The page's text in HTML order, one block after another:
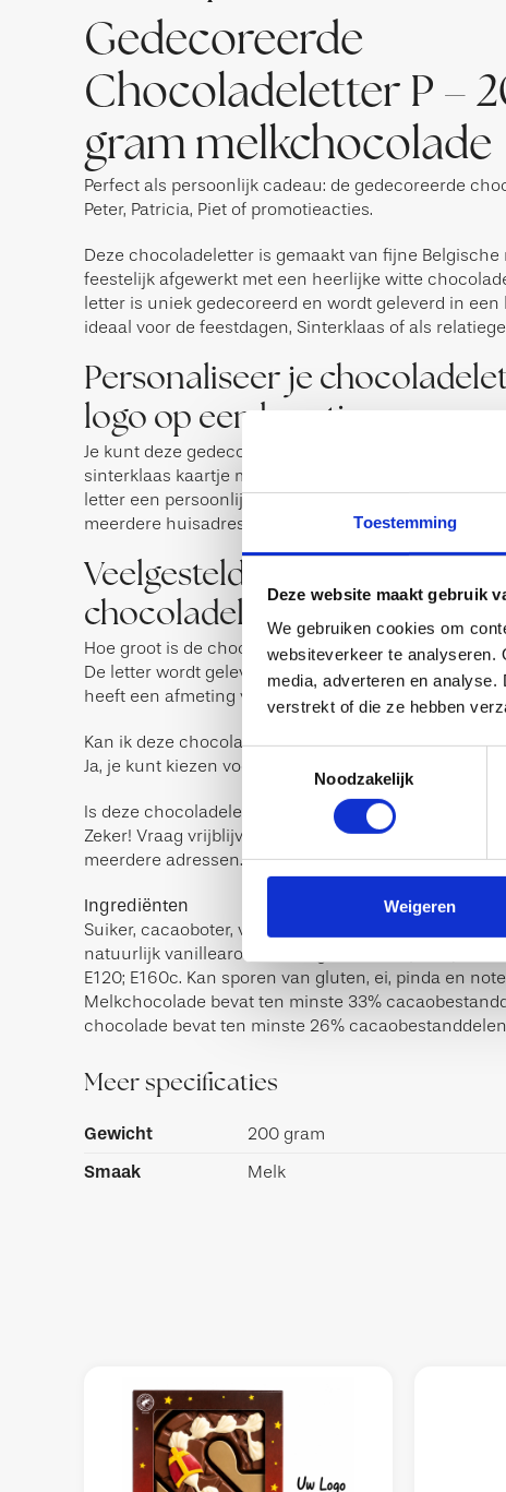
Toestemming
Deze website maakt gebruik
We gebruiken cookies om
websiteverkeer te analyseren.
media, adverteren en
verstrekt of die ze hebben
Noodzakelijk
Weigeren
Gedecoreerde
Chocoladeletter P –
gram melkchocolade
Perfect als persoonlijk cadeau: de gedecoreerde
Peter, Patricia, Piet of promotieacties.
Deze chocoladeletter is gemaakt van fijne
feestelijk afgewerkt met een heerlijke witte
letter is uniek gedecoreerd en wordt geleverd in een
ideaal voor de feestdagen, Sinterklaas of als
Personaliseer je
logo op een kaartje
Je kunt deze gedecoreerde chocoladeletter voorzien
sinterklaas kaartje met jouw logo en boodschap. Zo
letter een persoonlijk cadeau. Ook geschikt voor
meerdere huisadressen of als onderdeel van een
Veelgestelde vragen over
chocoladeletter P
Hoe groot is de chocoladeletter P van 200 gram?
De letter wordt geleverd in een stevige luxe
heeft een afmeting van: 20 x 14 x 3 cm.
Kan ik deze chocoladeletter laten personaliseren?
Ja, je kunt kiezen voor een kaartje met eigen logo of
Is deze chocoladeletter geschikt voor zakelijke
Zeker! Vraag vrijblijvend een offerte aan bij grotere
meerdere adressen.
Ingrediënten
Suiker, cacaoboter, volle MELKpoeder, cacaomassa,
natuurlijk vanillearoma, emulgator: E322 (SOJA),
E120; E160c. Kan sporen van gluten, ei, pinda en
Melkchocolade bevat ten minste 33%
chocolade bevat ten minste 26%
Meer specificaties
Gewicht 200 gram
Smaak Melk